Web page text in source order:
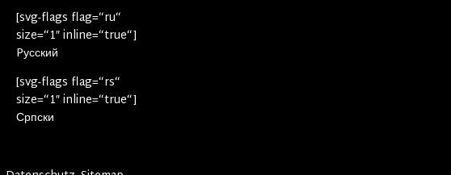
[svg-flags flag=“ru“
size=“1″ inline=“true“]
Pусский
[svg-flags flag=“rs“
size=“1″ inline=“true“]
Српски